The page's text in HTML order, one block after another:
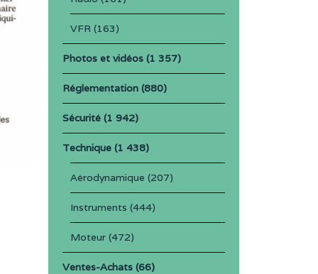
VFR (163)
Photos et vidéos(1 357)
Réglementation(880)
Sécurité(1 942)
Technique(1 438)
Aérodynamique (207)
Instruments (444)
Moteur(472)
Ventes-Achats(66)